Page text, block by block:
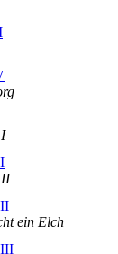
II
ein Elch